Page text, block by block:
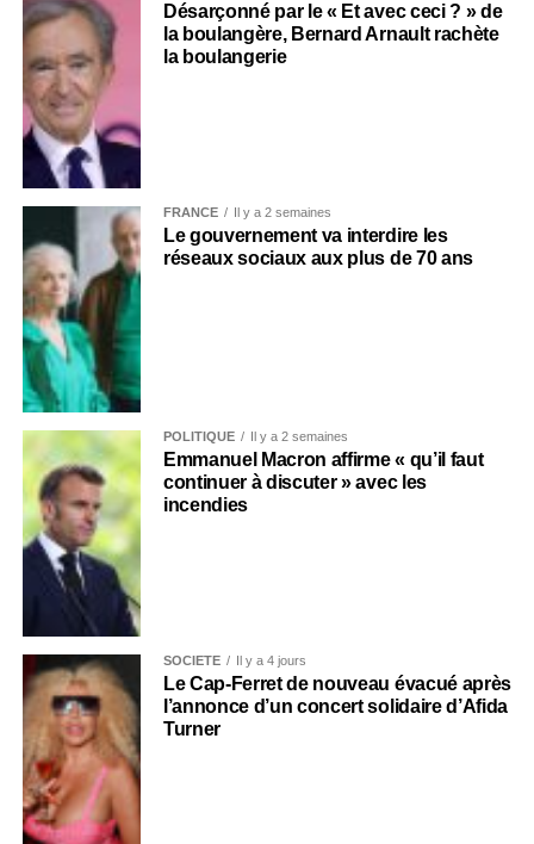
Désarçonné par le « Et avec ceci ? » de
la boulangère, Bernard Arnault rachète
la boulangerie
FRANCE Il y a 2 semaines
Le gouvernement va interdire les
réseaux sociaux aux plus de 70 ans
POLITIQUE Il y a 2 semaines
Emmanuel Macron affirme « qu’il faut
continuer à discuter » avec les
incendies
SOCIÉTÉ Il y a 4 jours
Le Cap-Ferret de nouveau évacué après
l’annonce d’un concert solidaire d’Afida
Turner